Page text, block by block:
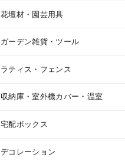
花壇材・園芸用具
ガーデン雑貨・ツール
ラティス・フェンス
収納庫・室外機カバー・温室
宅配ボックス
デコレーション